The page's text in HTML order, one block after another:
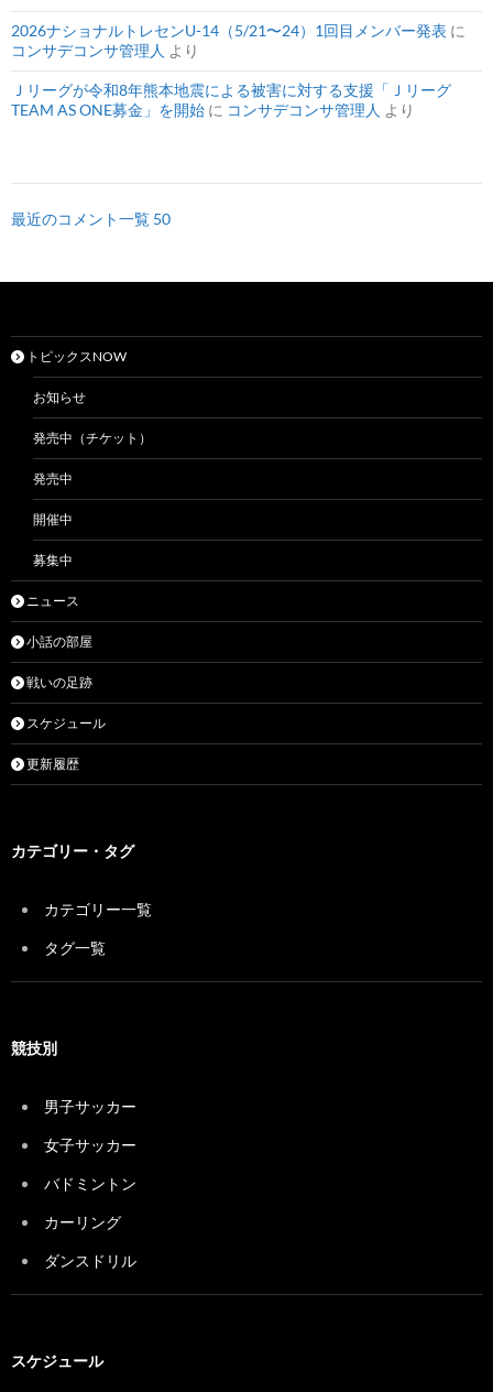
2026ナショナルトレセンU-14（5/21〜24）1回目メンバー発表 に
コンサデコンサ管理人 より
Ｊリーグが令和8年熊本地震による被害に対する支援「Ｊリーグ
TEAM AS ONE募金」を開始 に コンサデコンサ管理人 より
最近のコメント一覧 50
トピックスNOW
お知らせ
発売中（チケット）
発売中
開催中
募集中
ニュース
小話の部屋
戦いの足跡
スケジュール
更新履歴
カテゴリー・タグ
カテゴリー一覧
タグ一覧
競技別
男子サッカー
女子サッカー
バドミントン
カーリング
ダンスドリル
スケジュール